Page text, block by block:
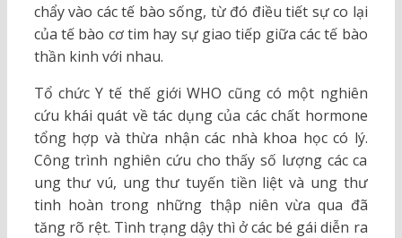
chẩy vào các tế bào sống, từ đó điều tiết sự co lại
của tế bào cơ tim hay sự giao tiếp giữa các tế bào
thần kinh với nhau.
Tổ chức Y tế thế giới WHO cũng có một nghiên
cứu khái quát về tác dụng của các chất hormone
tổng hợp và thừa nhận các nhà khoa học có lý.
Công trình nghiên cứu cho thấy số lượng các ca
ung thư vú, ung thư tuyến tiền liệt và ung thư
tinh hoàn trong những thập niên vừa qua đã
tăng rõ rệt. Tình trạng dậy thì ở các bé gái diễn ra